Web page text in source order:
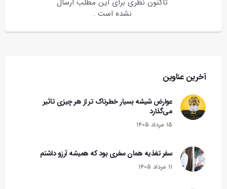
تاکنون نظری برای این مطلب ارسال
نشده است .
آخرین عناوین
عوارض شیشه بسیار خطرناک تر از هر چیزی تاثیر
می‌گذارد
۱۵ مرداد ۱۴۰۵
سفر تغذیه همان سفری بود که همیشه آرزو داشتم
۱۱ مرداد ۱۴۰۵